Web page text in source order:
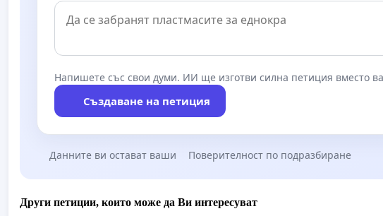
Напишете със свои думи. ИИ ще изготви силна петиция вместо
Създаване на петиция
Данните ви остават ваши Поверителност по подразбиране
Други петиции, които може да Ви интересуват